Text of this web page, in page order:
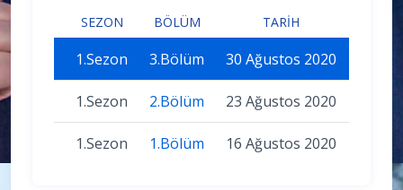
SEZON BÖLÜM TARIH
1.Sezon 3.Bölüm 30 Ağustos 2020
1.Sezon 2.Bölüm 23 Ağustos 2020
1.Sezon 1.Bölüm 16 Ağustos 2020